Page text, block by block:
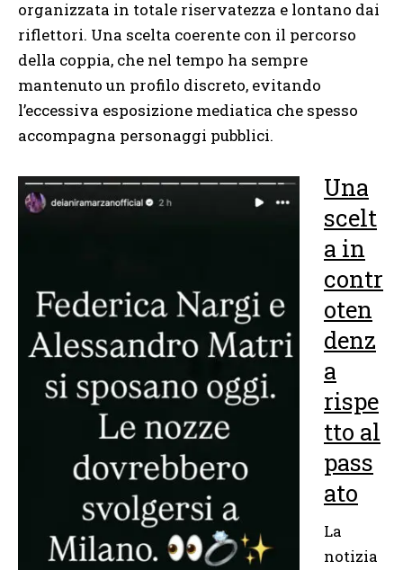
organizzata in totale riservatezza e lontano dai
riflettori. Una scelta coerente con il percorso
della coppia, che nel tempo ha sempre
mantenuto un profilo discreto, evitando
l’eccessiva esposizione mediatica che spesso
accompagna personaggi pubblici.
Una
scelt
a in
contr
oten
denz
a
rispe
tto al
pass
ato
La
notizia